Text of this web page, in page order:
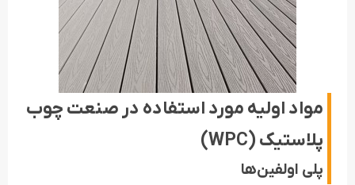
مواد اولیه مورد استفاده در صنعت چوب
پلاستیک (WPC)
پلی اولفین‌ها